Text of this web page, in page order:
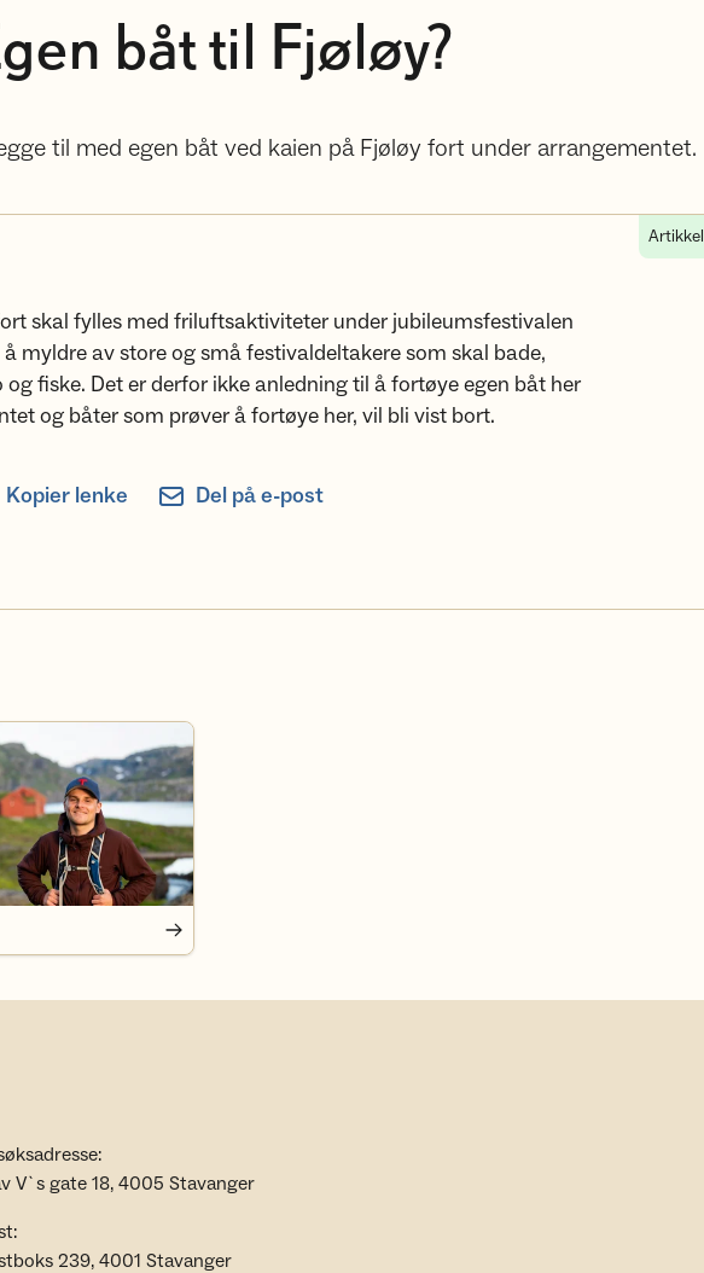
båt til Fjøløy?
til med egen båt ved kaien på Fjøløy fort under arrangementet.
Artikkel
skal fylles med friluftsaktiviteter under jubileumsfestivalen
myldre av store og små festivaldeltakere som skal bade,
og fiske. Det er derfor ikke anledning til å fortøye egen båt her
og båter som prøver å fortøye her, vil bli vist bort.
Kopier lenke Del på e-post
V`s gate 18, 4005 Stavanger
239, 4001 Stavanger